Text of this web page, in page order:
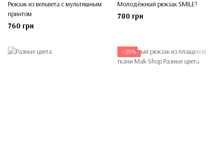
Рюкзак из вельвета с мультяшным
принтом
760 грн
Молодёжный рюкзак SMILE!
780 грн
−35%